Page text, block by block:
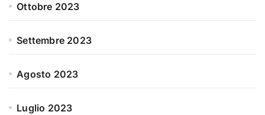
Ottobre 2023
Settembre 2023
Agosto 2023
Luglio 2023